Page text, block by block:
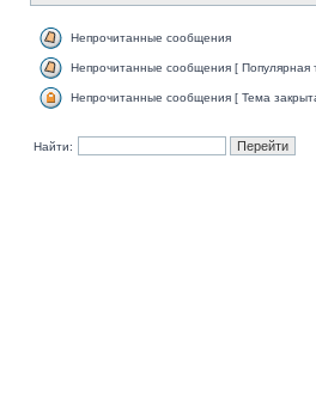
Непрочитанные сообщения
Непрочитанные сообщения [ Популярная
Непрочитанные сообщения [ Тема
Найти: